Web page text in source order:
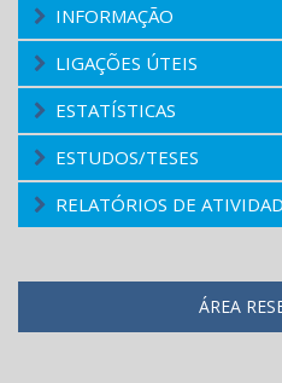
INFORMAÇÃO
LIGAÇÕES ÚTEIS
ESTATÍSTICAS
ESTUDOS/TESES
RELATÓRIOS DE
ÁREA